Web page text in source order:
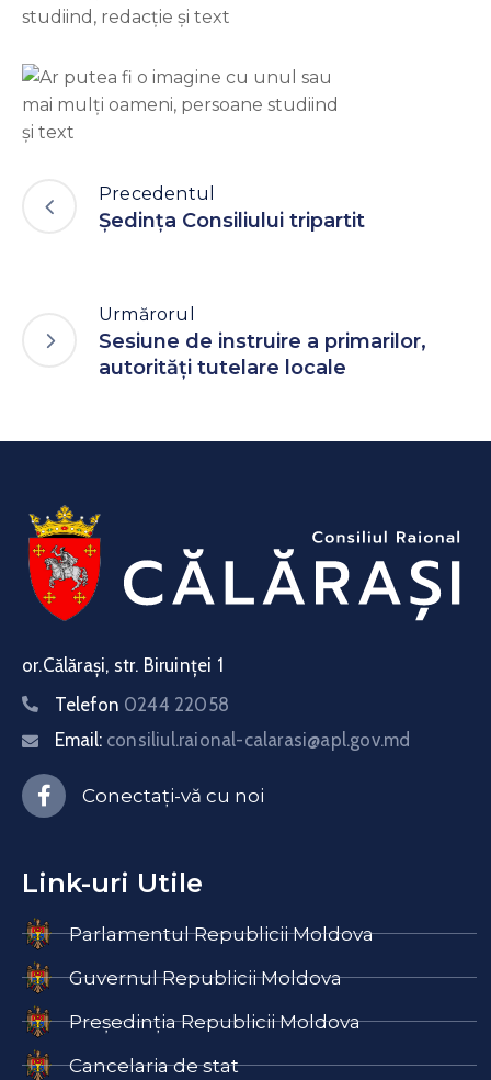
Precedentul
Ședința Consiliului tripartit
Urmărorul
Sesiune de instruire a primarilor,
autorități tutelare locale
or.Călărași, str. Biruinței 1
Telefon 0244 22058
Email: consiliul.raional-calarasi@apl.gov.md
Conectați-vă cu noi
Link-uri Utile
Parlamentul Republicii Moldova
Guvernul Republicii Moldova
Președinția Republicii Moldova
Cancelaria de stat